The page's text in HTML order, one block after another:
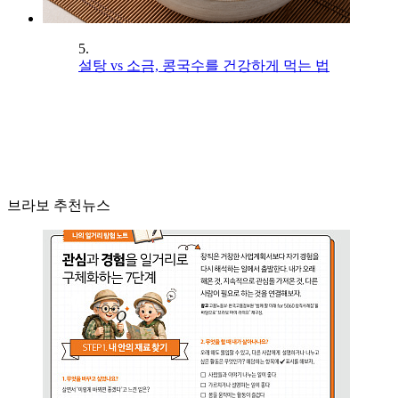
5.
설탕 vs 소금, 콩국수를 건강하게 먹는 법
브라보 추천뉴스